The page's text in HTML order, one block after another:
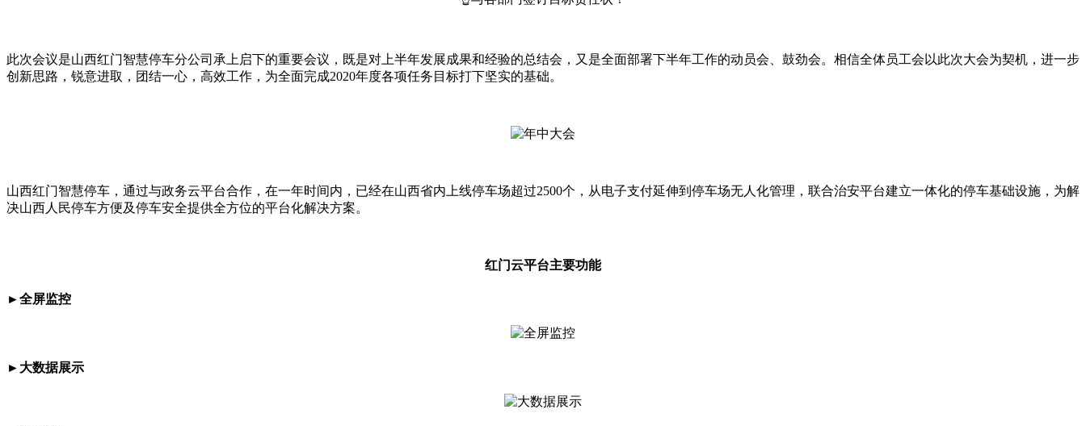
此次会议是山西红门智慧停车分公司承上启下的重要会议，既是对上半年发展成果和经验的总结会，又是全面部署下半年工作的动员会、鼓劲会。相信全体员工会以此次大会为契机，进一步
创新思路，锐意进取，团结一心，高效工作，为全面完成2020年度各项任务目标打下坚实的基础。
山西红门智慧停车，通过与政务云平台合作，在一年时间内，已经在山西省内上线停车场超过2500个，从电子支付延伸到停车场无人化管理，联合治安平台建立一体化的停车基础设施，为解
决山西人民停车方便及停车安全提供全方位的平台化解决方案。
红门云平台主要功能
►全屏监控
►大数据展示